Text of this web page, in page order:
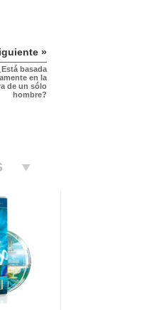
»
basada
en la
de un sólo
hombre?